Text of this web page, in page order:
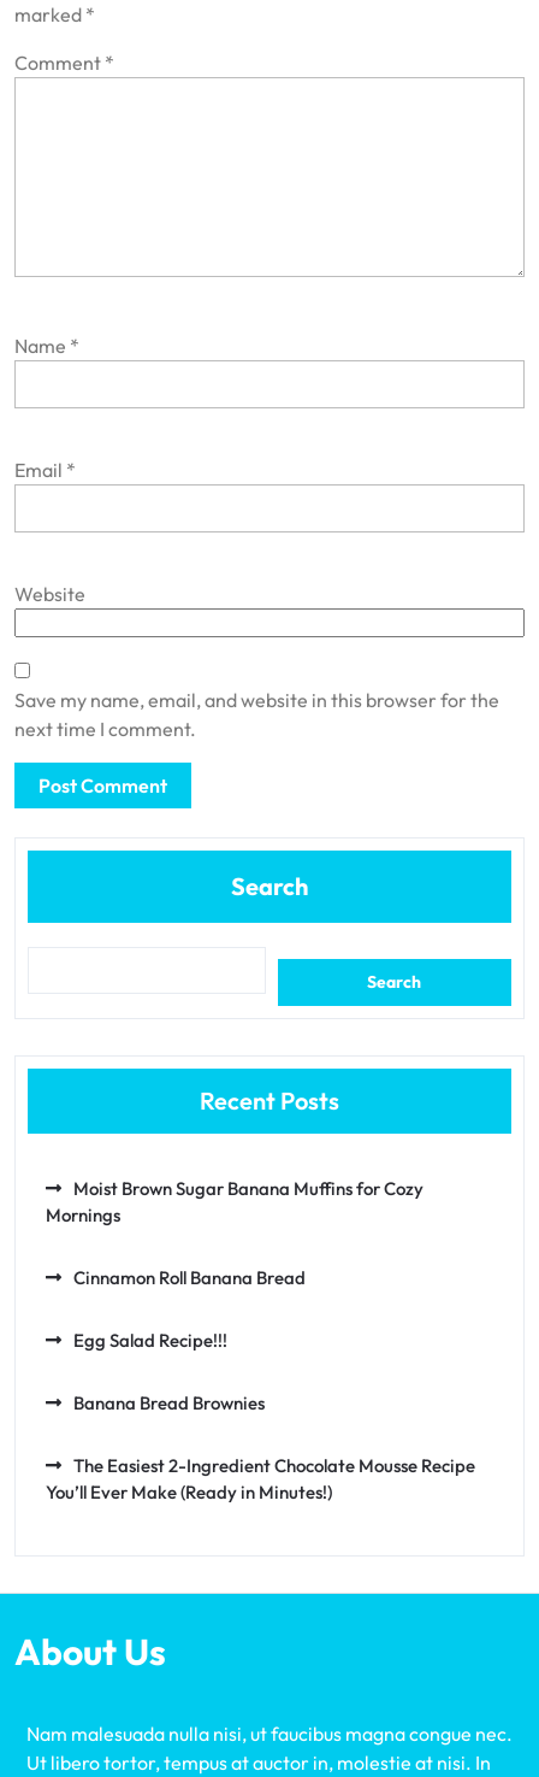
marked *
Comment *
Name *
Email *
Website
Save my name, email, and website in this browser for the
next time I comment.
Search
Search
Recent Posts
Moist Brown Sugar Banana Muffins for Cozy
Mornings
Cinnamon Roll Banana Bread
Egg Salad Recipe!!!
Banana Bread Brownies
The Easiest 2-Ingredient Chocolate Mousse Recipe
You’ll Ever Make (Ready in Minutes!)
About Us
Nam malesuada nulla nisi, ut faucibus magna congue nec.
Ut libero tortor, tempus at auctor in, molestie at nisi. In